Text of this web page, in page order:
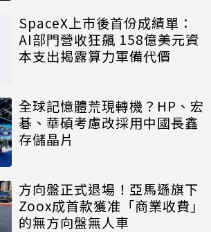
SpaceX上市後首份成績單：
AI部門營收狂飆 158億美元資
本支出揭露算力軍備代價
全球記憶體荒現轉機？HP、宏
碁、華碩考慮改採用中國長鑫
存儲晶片
方向盤正式退場！亞馬遜旗下
Zoox成首款獲准「商業收費」
的無方向盤無人車